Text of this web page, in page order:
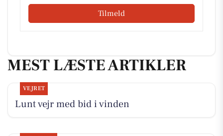
Tilmeld
MEST LÆSTE ARTIKLER
VEJRET
Lunt vejr med bid i vinden